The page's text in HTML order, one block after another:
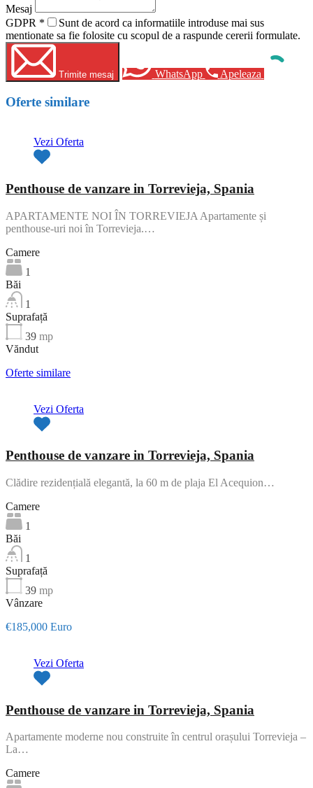
Mesaj
GDPR *
Sunt de acord ca informatiile introduse mai sus
mentionate sa fie folosite cu scopul de a raspunde cererii formulate.
Trimite mesaj WhatsApp Apeleaza
Oferte similare
Vezi Oferta
Penthouse de vanzare in Torrevieja, Spania
APARTAMENTE NOI ÎN TORREVIEJA Apartamente și
penthouse-uri noi în Torrevieja.…
Camere
1
Băi
1
Suprafață
39 mp
Văndut
Oferte similare
Vezi Oferta
Penthouse de vanzare in Torrevieja, Spania
Clădire rezidențială elegantă, la 60 m de plaja El Acequion…
Camere
1
Băi
1
Suprafață
39 mp
Vânzare
€185,000 Euro
Vezi Oferta
Penthouse de vanzare in Torrevieja, Spania
Apartamente moderne nou construite în centrul orașului Torrevieja –
La…
Camere